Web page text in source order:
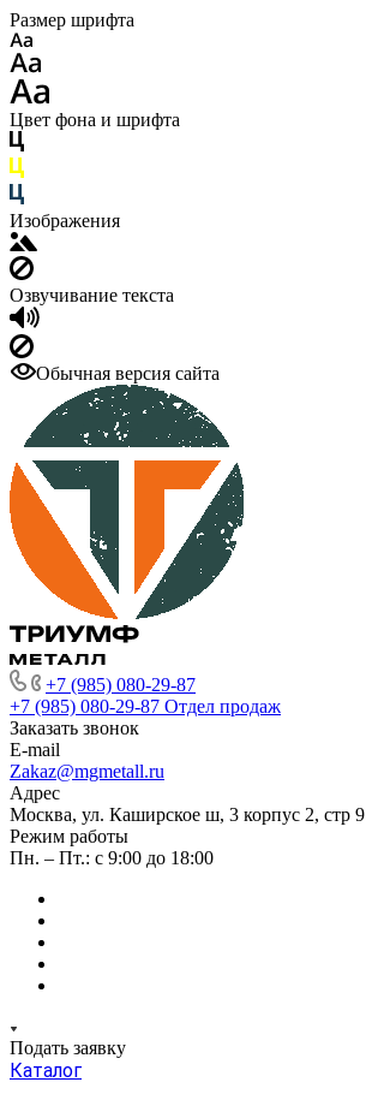
Размер шрифта
Цвет фона и шрифта
Изображения
Озвучивание текста
Обычная версия сайта
+7 (985) 080-29-87
+7 (985) 080-29-87 Отдел продаж
Заказать звонок
E-mail
Zakaz@mgmetall.ru
Адрес
Москва, ул. Каширское ш, 3 корпус 2, стр 9
Режим работы
Пн. – Пт.: с 9:00 до 18:00
Подать заявку
Каталог